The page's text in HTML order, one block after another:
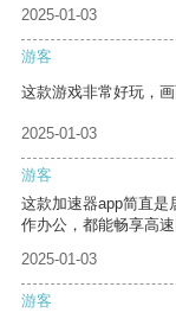
2025-01-03
游客
这款游戏非常好玩，画
2025-01-03
游客
这款加速器app简直是
作办公，都能畅享高
2025-01-03
游客